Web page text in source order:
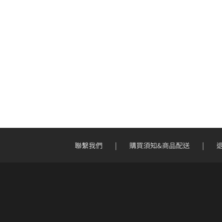
聯繫我們 購買須知&商品配送